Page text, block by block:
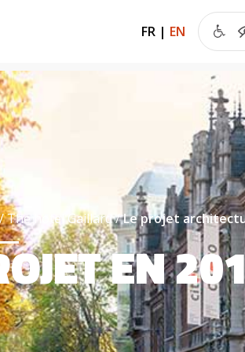
FR | EN
The hotel Gaillard Le projet
EN